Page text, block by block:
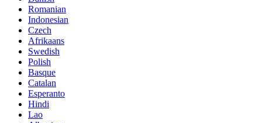
Romanian
Indonesian
Czech
Afrikaans
Swedish
Polish
Basque
Catalan
Esperanto
Hindi
Lao